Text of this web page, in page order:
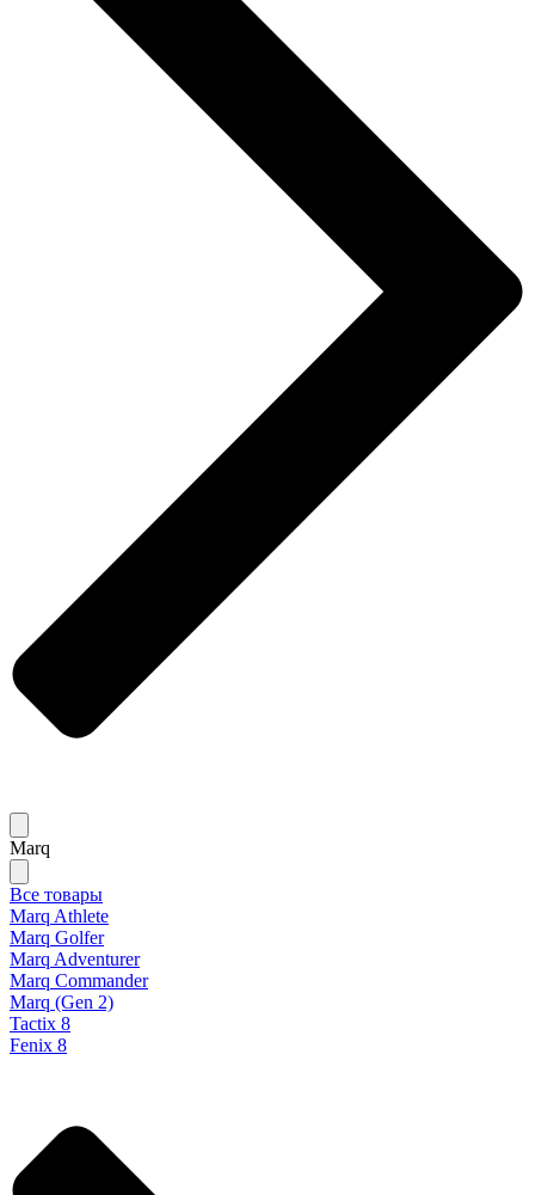
Marq
Все товары
Marq Athlete
Marq Golfer
Marq Adventurer
Marq Commander
Marq (Gen 2)
Tactix 8
Fenix 8